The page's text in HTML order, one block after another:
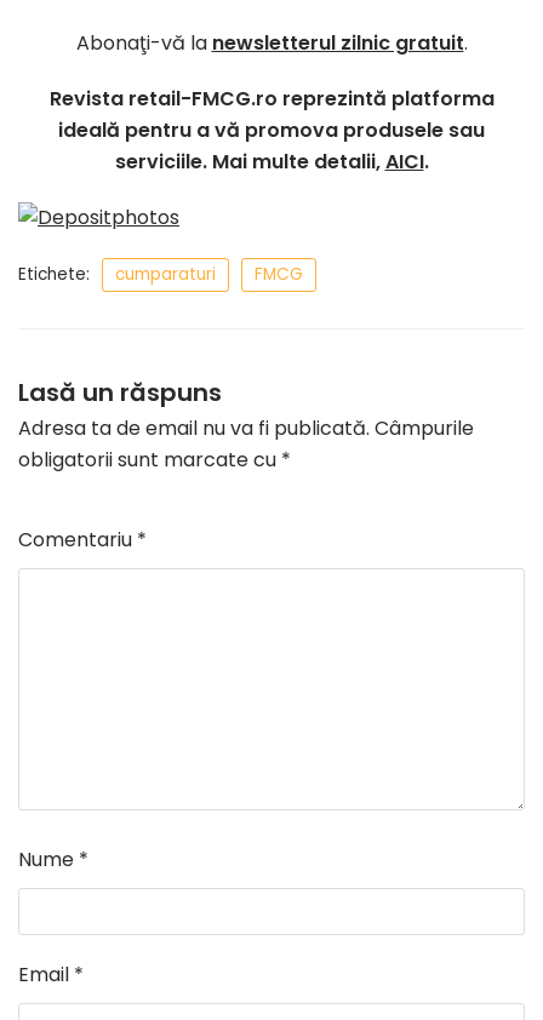
Abonaţi-vă la newsletterul zilnic gratuit.
Revista retail-FMCG.ro reprezintă platforma
ideală pentru a vă promova produsele sau
serviciile. Mai multe detalii,AICI.
Etichete: cumparaturi FMCG
Lasă un răspuns
Adresa ta de email nu va fi publicată. Câmpurile
obligatorii sunt marcate cu *
Comentariu *
Nume *
Email *